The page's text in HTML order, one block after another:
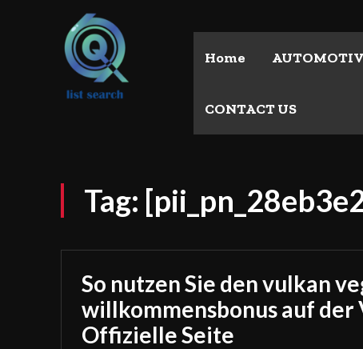
Home
CONTACT US
Tag:
So nutzen Sie den vulkan
willkommensbonus auf der
Offizielle Seite